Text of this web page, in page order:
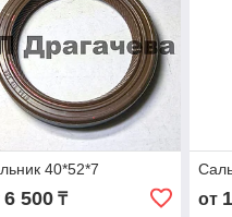
40*52*7
6 500₸ от